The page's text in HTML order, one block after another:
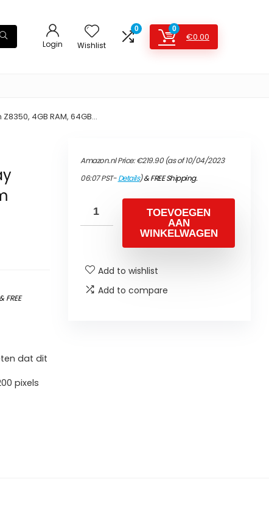
Login Wishlist
0 0
€0.00
4GB RAM, 64GB…
&FREE
dat dit
pixels
Amazon.nl Price:€219.90(as of 10/04/2023
06:07 PST-Details)&FREE Shipping.
TOEVOEGEN
AAN
WINKELWAGEN
Add to wishlist
Add to compare